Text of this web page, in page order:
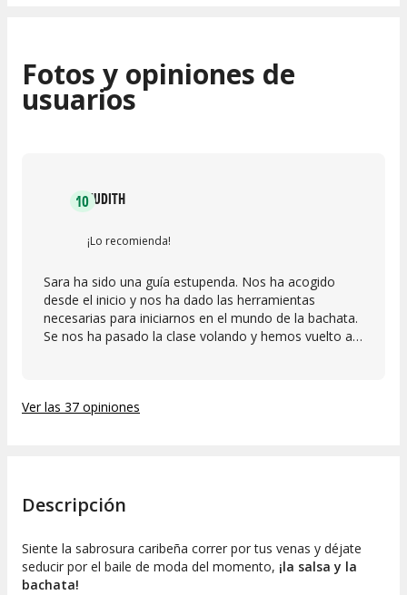
Fotos y opiniones de
usuarios
10JUDITH
¡Lo recomienda!
Sara ha sido una guía estupenda. Nos ha acogido
desde el inicio y nos ha dado las herramientas
necesarias para iniciarnos en el mundo de la bachata.
Se nos ha pasado la clase volando y hemos vuelto a
Ver las 37 opiniones
Descripción
Siente la sabrosura caribeña correr por tus venas y déjate
seducir por el baile de moda del momento, ¡la salsa y la
bachata!